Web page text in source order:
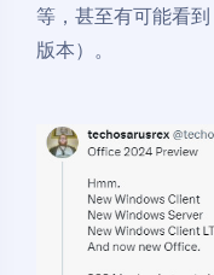
等，甚至有可能看到
版本）。